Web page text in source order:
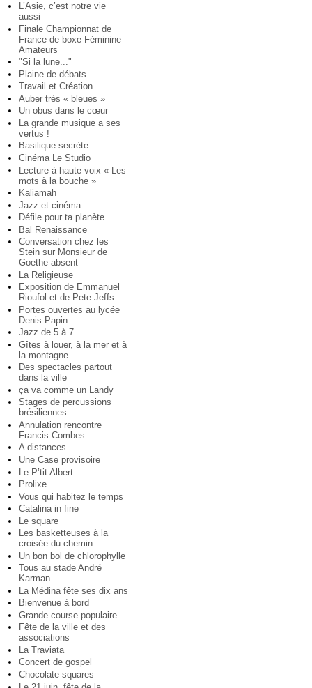
L’Asie, c’est notre vie
aussi
Finale Championnat de
France de boxe Féminine
Amateurs
"Si la lune..."
Plaine de débats
Travail et Création
Auber très « bleues »
Un obus dans le cœur
La grande musique a ses
vertus !
Basilique secrète
Cinéma Le Studio
Lecture à haute voix « Les
mots à la bouche »
Kaliamah
Jazz et cinéma
Défile pour ta planète
Bal Renaissance
Conversation chez les
Stein sur Monsieur de
Goethe absent
La Religieuse
Exposition de Emmanuel
Rioufol et de Pete Jeffs
Portes ouvertes au lycée
Denis Papin
Jazz de 5 à 7
Gîtes à louer, à la mer et à
la montagne
Des spectacles partout
dans la ville
ça va comme un Landy
Stages de percussions
brésiliennes
Annulation rencontre
Francis Combes
A distances
Une Case provisoire
Le P’tit Albert
Prolixe
Vous qui habitez le temps
Catalina in fine
Le square
Les basketteuses à la
croisée du chemin
Un bon bol de chlorophylle
Tous au stade André
Karman
La Médina fête ses dix ans
Bienvenue à bord
Grande course populaire
Fête de la ville et des
associations
La Traviata
Concert de gospel
Chocolate squares